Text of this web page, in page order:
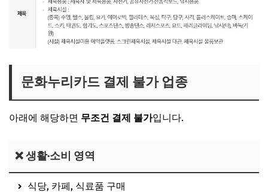
문화누리카드 결제 불가 업종
아래에 해당하면 무조건 결제 불가입니다.
❌ 생활·소비 영역
식당, 카페, 식료품 구매